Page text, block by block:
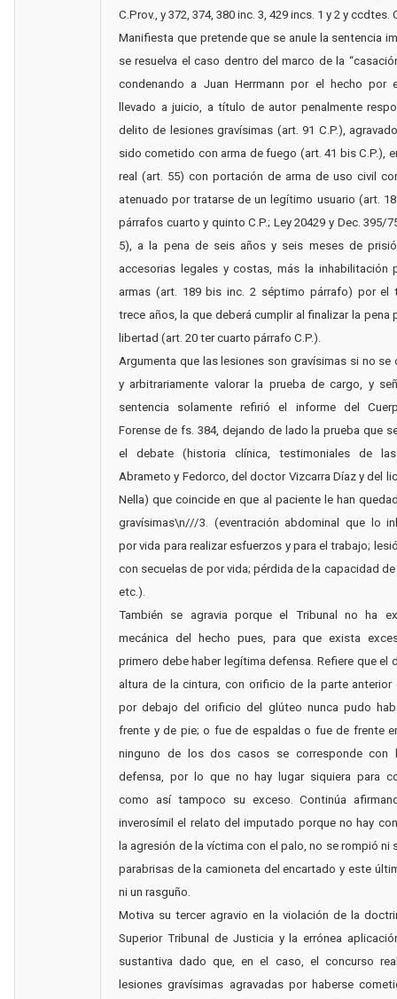
C.Prov., y 372, 374, 380 inc. 3, 429 incs. 1 y 2 y ccdtes.
Manifiesta que pretende que se anule la sentencia
se resuelva el caso dentro del marco de la
condenando a Juan Herrmann por el hecho por
llevado a juicio, a título de autor penalmente
delito de lesiones gravísimas (art. 91 C.P.),
sido cometido con arma de fuego (art. 41 bis C.P.),
real (art. 55) con portación de arma de uso civil
atenuado por tratarse de un legítimo usuario (art.
párrafos cuarto y quinto C.P.; Ley 20429 y Dec. 395/
5), a la pena de seis años y seis meses de
accesorias legales y costas, más la inhabilitación
armas (art. 189 bis inc. 2 séptimo párrafo) por el
trece años, la que deberá cumplir al finalizar la pena
libertad (art. 20 ter cuarto párrafo C.P.).
Argumenta que las lesiones son gravísimas si no
y arbitrariamente valorar la prueba de cargo, y
sentencia solamente refirió el informe del
Forense de fs. 384, dejando de lado la prueba que
el debate (historia clínica, testimoniales de
Abrameto y Fedorco, del doctor Vizcarra Díaz y del
Nella) que coincide en que al paciente le han
gravísimas\n///3. (eventración abdominal que lo
por vida para realizar esfuerzos y para el trabajo;
con secuelas de por vida; pérdida de la capacidad de
etc.).
También se agravia porque el Tribunal no ha
mecánica del hecho pues, para que exista
primero debe haber legítima defensa. Refiere que el
altura de la cintura, con orificio de la parte anterior
por debajo del orificio del glúteo nunca pudo
frente y de pie; o fue de espaldas o fue de frente
ninguno de los dos casos se corresponde con
defensa, por lo que no hay lugar siquiera para
como así tampoco su exceso. Continúa
inverosímil el relato del imputado porque no hay
la agresión de la víctima con el palo, no se rompió ni
parabrisas de la camioneta del encartado y este
ni un rasguño.
Motiva su tercer agravio en la violación de la
Superior Tribunal de Justicia y la errónea
sustantiva dado que, en el caso, el concurso
lesiones gravísimas agravadas por haberse